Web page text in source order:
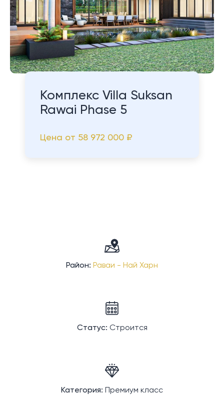
Комплекс Villa Suksan
Rawai Phase 5
Цена от 58 972 000 ₽
Район: Раваи - Най Харн
Статус: Строится
Категория: Премиум класс